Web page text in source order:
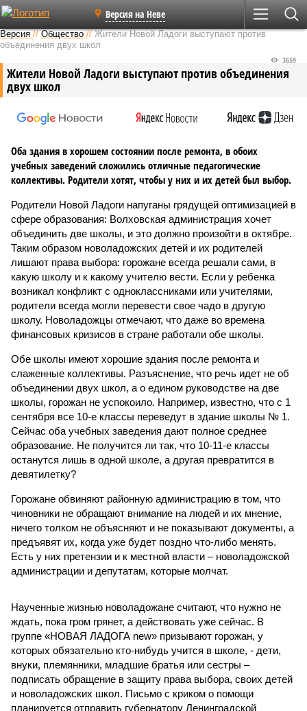
Версия на Неве
Версия //Общество //Жители Новой Ладоги выступают против
объединения двух школ
Жители Новой Ладоги выступают против объединения
двух школ
3659
Оба здания в хорошем состоянии после ремонта, в обоих
учебных заведений сложились отличные педагогические
коллективы. Родители хотят, чтобы у них и их детей был выбор.
Родители Новой Ладоги напуганы грядущей оптимизацией в
сфере образования: Волховская администрация хочет
объединить две школы, и это должно произойти в октябре.
Таким образом новоладожских детей и их родителей
лишают права выбора: горожане всегда решали сами, в
какую школу и к какому учителю вести. Если у ребенка
возникал конфликт с одноклассниками или учителями,
родители всегда могли перевести свое чадо в другую
школу. Новоладожцы отмечают, что даже во времена
финансовых кризисов в стране работали обе школы.
Обе школы имеют хорошие здания после ремонта и
слаженные коллективы. Разъяснение, что речь идет не об
объединении двух школ, а о едином руководстве на две
школы, горожан не успокоило. Например, известно, что с 1
сентября все 10-е классы переведут в здание школы № 1.
Сейчас оба учебных заведения дают полное среднее
образование. Не получится ли так, что 10-11-е классы
останутся лишь в одной школе, а другая превратится в
девятилетку?
Горожане обвиняют районную администрацию в том, что
чиновники не обращают внимание на людей и их мнение,
ничего толком не объясняют и не показывают документы, а
предъявят их, когда уже будет поздно что-либо менять.
Есть у них претензии и к местной власти – новоладожской
администрации и депутатам, которые молчат.
Наученные жизнью новоладожане считают, что нужно не
ждать, пока гром грянет, а действовать уже сейчас. В
группе «НОВАЯ ЛАДОГА new» призывают горожан, у
которых обязательно кто-нибудь учится в школе, - дети,
внуки, племянники, младшие братья или сестры –
подписать обращение в защиту права выбора, своих детей
и новоладожских школ. Письмо с криком о помощи
планируется отправить губернатору Ленинградской